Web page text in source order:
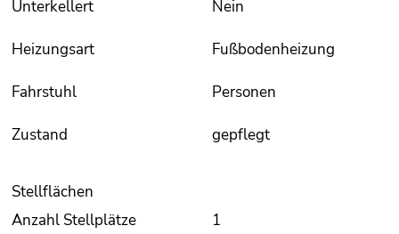
Unterkellert Nein
Heizungsart Fußbodenheizung
Fahrstuhl Personen
Zustand gepflegt
Stellflächen
Anzahl Stellplätze
1